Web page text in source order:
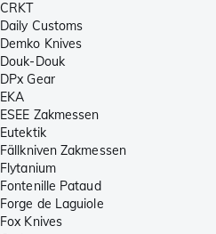
CRKT
Daily Customs
Demko Knives
Douk-Douk
DPx Gear
EKA
ESEE Zakmessen
Eutektik
Fällkniven Zakmessen
Flytanium
Fontenille Pataud
Forge de Laguiole
Fox Knives